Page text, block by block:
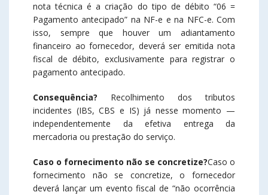
nota técnica é a criação do tipo de débito “06 =
Pagamento antecipado” na NF-e e na NFC-e. Com
isso, sempre que houver um adiantamento
financeiro ao fornecedor, deverá ser emitida nota
fiscal de débito, exclusivamente para registrar o
pagamento antecipado.
Consequência? Recolhimento dos tributos
incidentes (IBS, CBS e IS) já nesse momento —
independentemente da efetiva entrega da
mercadoria ou prestação do serviço.
Caso o fornecimento não se concretize?Caso o
fornecimento não se concretize, o fornecedor
deverá lançar um evento fiscal de “não ocorrência